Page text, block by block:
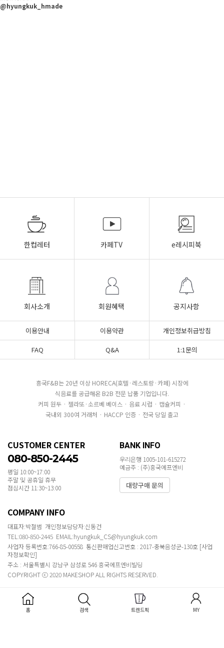
@hyungkuk_hmade
한컵레터 카페TV e레시피북
회사소개 회원혜택 공지사항
이용안내 이용약관
개인정보취급방침
FAQ
Q&A 1:1문의
흥국F&B는 20년 이상 HORECA(호텔·레스토랑·카페) 시장에
식음료를 공급해온 B2B 전문 납품 기업입니다.
커피 원두 · 젤라또·소르베 베이스 · 음료 시럽 · 캡슐커피 ·
국내외 300여 거래처 · HACCP 인증 · 전국 당일 출고
CUSTOMER CENTER
080-850-2445
평일 10:00~17:00
주말 및 공휴일 휴무
점심시간 11:30~13:00
BANK INFO
우리은행 1005-101-615272
예금주 : (주)흥국에프엔비
대량구매 문의
COMPANY INFO
대표자:박철범 개인정보담당자:신동건
TEL:080-850-2445 EMAIL:hyungkuk_CS@hyungkuk.com
사업자 등록번호:766-85-00558 통신판매업신고번호 : 2017-충북음성군-130호 [사업
자정보확인]
주소 : 서울특별시 강남구 삼성로 546 흥국에프엔비빌딩
COPYRIGHT ⓒ 2020 MAKESHOP ALL RIGHTS RESERVED.
홈 검색 트렌드픽 MY